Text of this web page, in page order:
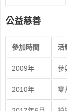
公益慈善
參加時間 活
2009年 參
2010年 零